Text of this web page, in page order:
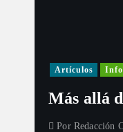
Artículos
Más allá
Por Redacción